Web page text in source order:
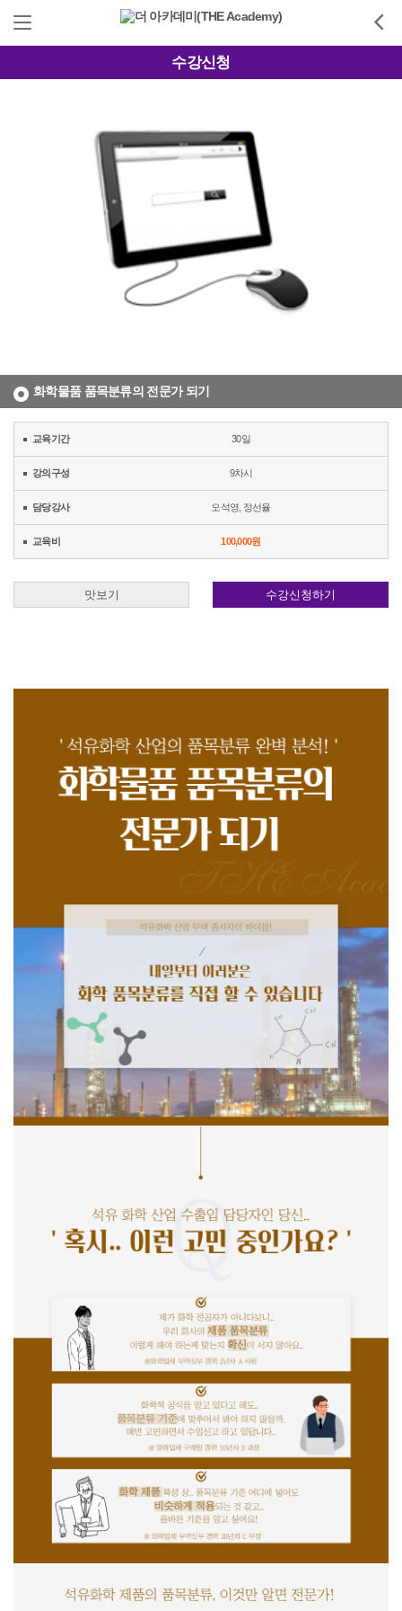
수강신청
화학물품 품목분류의 전문가 되기
교육기간 30일
강의구성 9차시
담당강사 오석영 정선율
교육비 100,000원
맛보기 수강신청하기